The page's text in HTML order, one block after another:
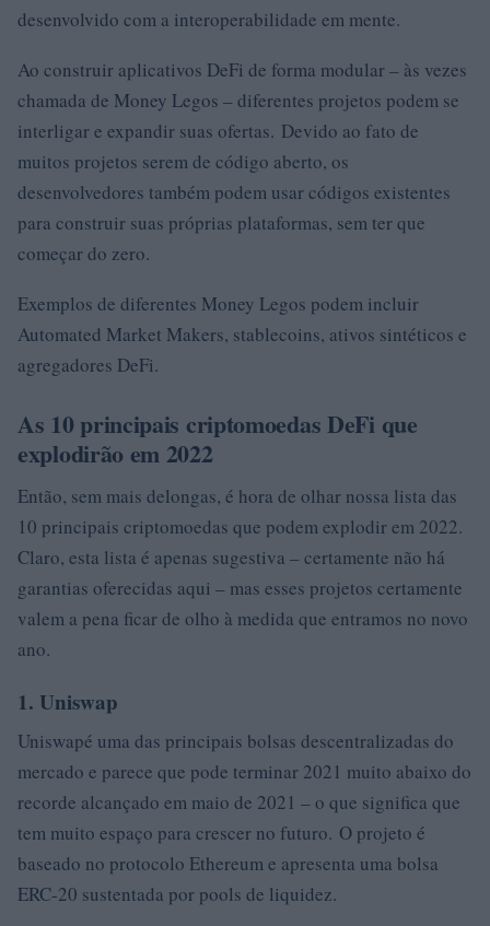
desenvolvido com a interoperabilidade em mente.
Ao construir aplicativos DeFi de forma modular – às vezes
chamada de Money Legos – diferentes projetos podem se
interligar e expandir suas ofertas. Devido ao fato de
muitos projetos serem de código aberto, os
desenvolvedores também podem usar códigos existentes
para construir suas próprias plataformas, sem ter que
começar do zero.
Exemplos de diferentes Money Legos podem incluir
Automated Market Makers, stablecoins, ativos sintéticos e
agregadores DeFi.
As 10 principais criptomoedas DeFi que
explodirão em 2022
Então, sem mais delongas, é hora de olhar nossa lista das
10 principais criptomoedas que podem explodir em 2022.
Claro, esta lista é apenas sugestiva – certamente não há
garantias oferecidas aqui – mas esses projetos certamente
valem a pena ficar de olho à medida que entramos no novo
ano.
1. Uniswap
Uniswapé uma das principais bolsas descentralizadas do
mercado e parece que pode terminar 2021 muito abaixo do
recorde alcançado em maio de 2021 – o que significa que
tem muito espaço para crescer no futuro. O projeto é
baseado no protocolo Ethereum e apresenta uma bolsa
ERC-20 sustentada por pools de liquidez.